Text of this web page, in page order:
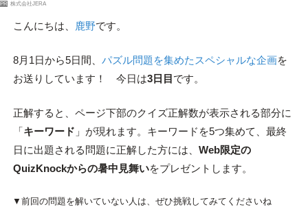
PR 株式会社JERA
こんにちは、 鹿野です。
8月1日から5日間、 パズル問題を集めたスペシャルな企画を
お送りしています！ 今日は3日目 です。
正解すると、ページ下部のクイズ正解数が表示される部分に
「キーワード 」が現れます。キーワードを5つ集めて、最終
日に出題される問題に正解した方には、 Web限定の
QuizKnockからの暑中見舞いをプレゼントします。
▼前回の問題を解いていない人は、ぜひ挑戦してみてくださいね